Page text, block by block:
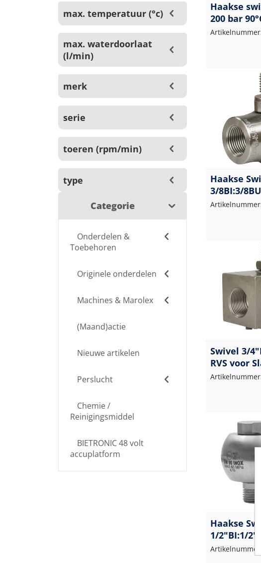
max. temperatuur (°c)
max. waterdoorlaat
(l/min)
merk
serie
toeren (rpm/min)
type
Categorie
Onderdelen &
Toebehoren
Originele onderdelen
Machines & Marolex
(Maand)actie
Nieuwe artikelen
Perslucht
Chemie /
Reinigingsmiddel
BIETRONIC 48 volt
accuplatform
Haakse
200 bar
Haakse
3/8BI:3/
Swivel 3/
RVS voor
Haakse
1/2"BI:1/
RVS
Artikelnummer: